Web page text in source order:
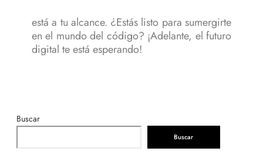
está a tu alcance. ¿Estás listo para sumergirte
en el mundo del código? ¡Adelante, el futuro
digital te está esperando!
Buscar
Buscar